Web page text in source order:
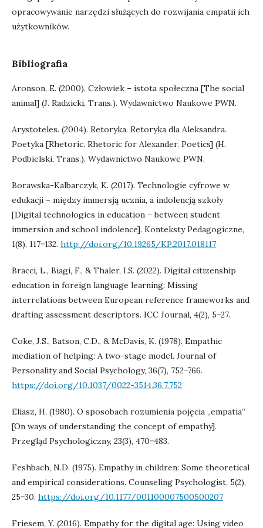
opracowywanie narzędzi służących do rozwijania empatii ich
użytkowników.
Bibliografia
Aronson, E. (2000). Człowiek – istota społeczna [The social
animal] (J. Radzicki, Trans.). Wydawnictwo Naukowe PWN.
Arystoteles. (2004). Retoryka. Retoryka dla Aleksandra.
Poetyka [Rhetoric. Rhetoric for Alexander. Poetics] (H.
Podbielski, Trans.). Wydawnictwo Naukowe PWN.
Borawska-Kalbarczyk, K. (2017). Technologie cyfrowe w
edukacji – między immersją ucznia, a indolencją szkoły
[Digital technologies in education – between student
immersion and school indolence]. Konteksty Pedagogiczne,
1(8), 117−132. http://doi.org/10.19265/KP.2017.018117
Bracci, L., Biagi, F., & Thaler, I.S. (2022). Digital citizenship
education in foreign language learning: Missing
interrelations between European reference frameworks and
drafting assessment descriptors. ICC Journal, 4(2), 5−27.
Coke, J.S., Batson, C.D., & McDavis, K. (1978). Empathic
mediation of helping: A two-stage model. Journal of
Personality and Social Psychology, 36(7), 752−766.
https://doi.org/10.1037/0022-3514.36.7.752
Eliasz, H. (1980). O sposobach rozumienia pojęcia „empatia”
[On ways of understanding the concept of empathy].
Przegląd Psychologiczny, 23(3), 470−483.
Feshbach, N.D. (1975). Empathy in children: Some theoretical
and empirical considerations. Counseling Psychologist, 5(2),
25−30. https://doi.org/10.1177/001100007500500207
Friesem, Y. (2016). Empathy for the digital age: Using video